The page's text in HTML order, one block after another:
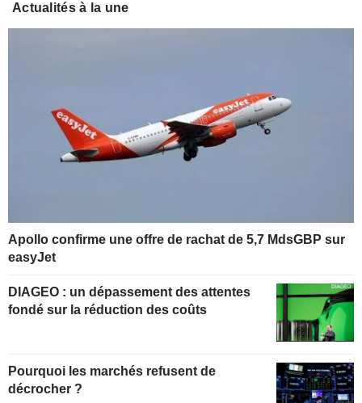
Actualités à la une
Apollo confirme une offre de rachat de 5,7 MdsGBP sur
easyJet
DIAGEO : un dépassement des attentes
fondé sur la réduction des coûts
Pourquoi les marchés refusent de
décrocher ?